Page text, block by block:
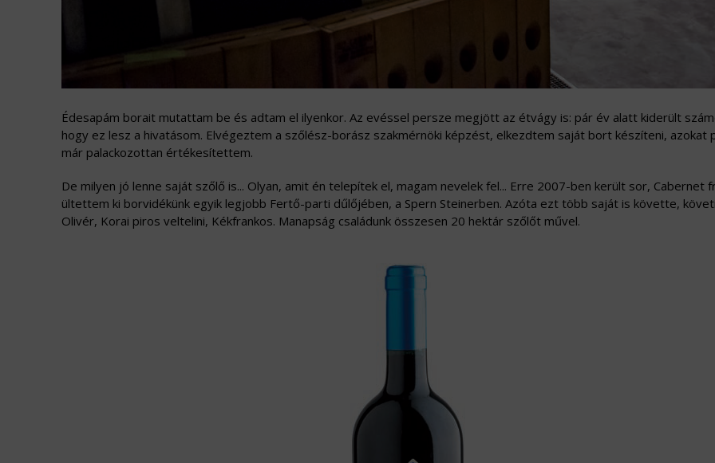
Édesapám borait mutattam be és adtam el ilyenkor. Az evéssel persze megjött az étvágy is: pár év alatt kiderült
hogy ez lesz a hivatásom. Elvégeztem a szőlész-borász szakmérnöki képzést, elkezdtem saját bort készíteni, azokat
már palackozottan értékesítettem.
De milyen jó lenne saját szőlő is... Olyan, amit én telepítek el, magam nevelek fel... Erre 2007-ben került sor, Cabernet
ültettem ki borvidékünk egyik legjobb Fertő-parti dűlőjében, a Spern Steinerben. Azóta ezt több saját is követte,
Olivér, Korai piros veltelini, Kékfrankos. Manapság családunk összesen 20 hektár szőlőt művel.